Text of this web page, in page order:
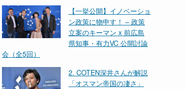
【一挙公開】イノベーショ
ン政策に物申す！ – 政策
立案のキーマン x 前広島
県知事・有力VC 公開討論
会（全5回）
2. COTEN深井さんが解説
「オスマン帝国の凄さ」